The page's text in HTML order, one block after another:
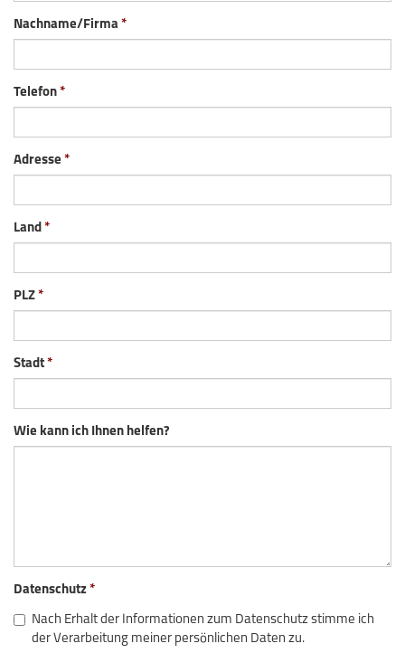
Nachname/Firma
Telefon
Adresse
Land
PLZ
Stadt
Wie kann ich Ihnen helfen?
Datenschutz
Nach Erhalt der Informationen zum Datenschutz stimme ich
der Verarbeitung meiner persönlichen Daten zu.